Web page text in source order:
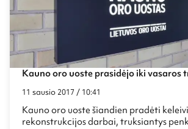
Kauno oro uoste prasidėjo iki vasaros
11 sausio 2017 / 10:41
Kauno oro uoste šiandien pradėti
rekonstrukcijos darbai, truksiantys